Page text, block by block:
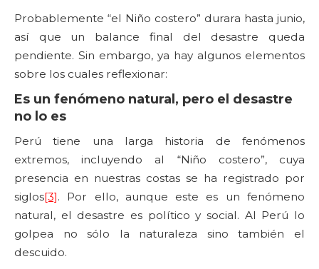
Probablemente “el Niño costero” durara hasta junio,
así que un balance final del desastre queda
pendiente. Sin embargo, ya hay algunos elementos
sobre los cuales reflexionar:
Es un fenómeno natural, pero el desastre
no lo es
Perú tiene una larga historia de fenómenos
extremos, incluyendo al “Niño costero”, cuya
presencia en nuestras costas se ha registrado por
siglos[3]. Por ello, aunque este es un fenómeno
natural, el desastre es político y social. Al Perú lo
golpea no sólo la naturaleza sino también el
descuido.